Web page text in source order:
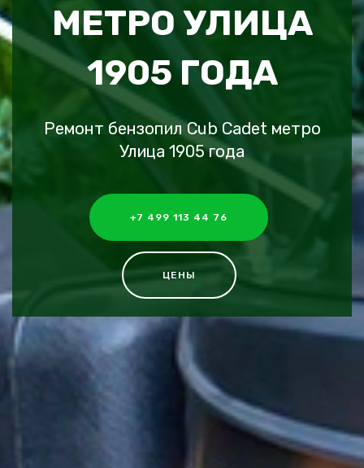
МЕТРО УЛИЦА
1905 ГОДА
Ремонт бензопил Cub Cadet метро
Улица 1905 года
+7 499 113 44 76
ЦЕНЫ